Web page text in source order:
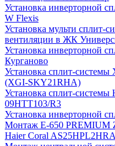
Установка инверторной
W Flexis
Установка мульти сплит-
вентиляции в ЖК
Установка инверторной
Курганово
Установка сплит-
(XGI-SKY21RHA)
Установка сплит-
09HTT103/R3
Установка инверторной
Монтаж E-650 PREMIUM
Haier Coral